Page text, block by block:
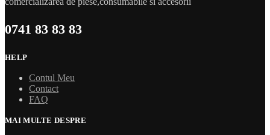
0741 83 83 83
HELP
Contul Meu
Contact
FAQ
MAI MULTE DESPRE